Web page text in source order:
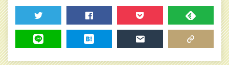
TWEET SHARE POCKET FEEDLY